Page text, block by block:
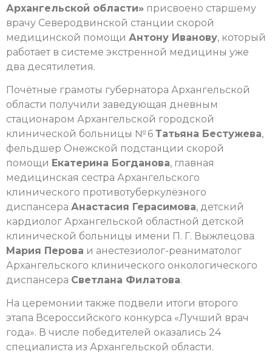
Архангельской области» присвоено старшему
врачу Северодвинской станции скорой
медицинской помощи Антону Иванову, который
работает в системе экстренной медицины уже
два десятилетия.
Почётные грамоты губернатора Архангельской
области получили заведующая дневным
стационаром Архангельской городской
клинической больницы № 6 Татьяна Бестужева,
фельдшер Онежской подстанции скорой
помощи Екатерина Богданова, главная
медицинская сестра Архангельского
клинического противотуберкулёзного
диспансера Анастасия Герасимова, детский
кардиолог Архангельской областной детской
клинической больницы имени П. Г. Выжлецова
Мария Перова и анестезиолог-реаниматолог
Архангельского клинического онкологического
диспансера Светлана Филатова.
На церемонии также подвели итоги второго
этапа Всероссийского конкурса «Лучший врач
года». В числе победителей оказались 24
специалиста из Архангельской области.